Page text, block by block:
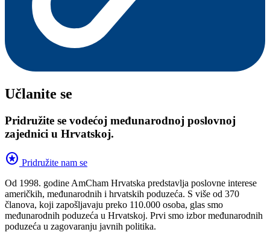
Učlanite se
Pridružite se vodećoj međunarodnoj poslovnoj
zajednici u Hrvatskoj.
stars Pridružite nam se
Od 1998. godine AmCham Hrvatska predstavlja poslovne interese
američkih, međunarodnih i hrvatskih poduzeća. S više od 370
članova, koji zapošljavaju preko 110.000 osoba, glas smo
međunarodnih poduzeća u Hrvatskoj. Prvi smo izbor međunarodnih
poduzeća u zagovaranju javnih politika.